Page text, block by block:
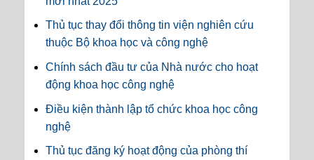
Thủ tục thay đổi thông tin viện nghiên cứu
thuộc Bộ khoa học và công nghệ
Chính sách đầu tư của Nhà nước cho hoạt
động khoa học công nghệ
Điều kiện thành lập tổ chức khoa học công
nghệ
Thủ tục đăng ký hoạt động của phòng thí